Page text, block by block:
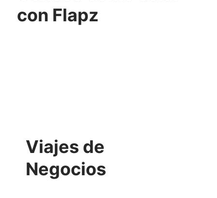
Viajes de
Negocios
con Flapz